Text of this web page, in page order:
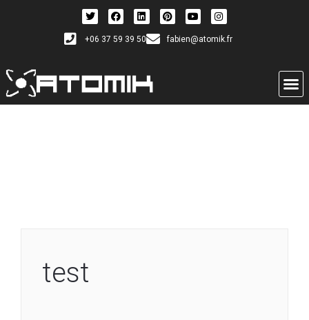
+06 37 59 39 50 fabien@atomik.fr
test